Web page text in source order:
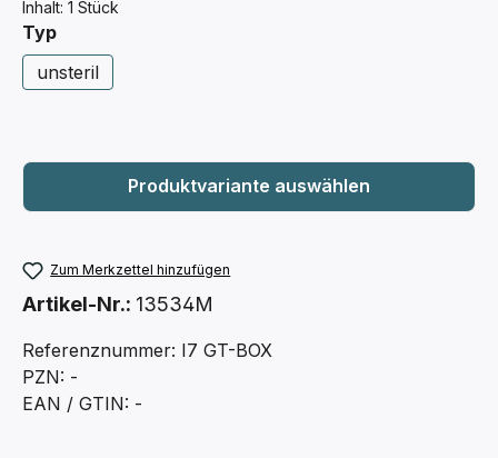
Inhalt: 1 Stück
Typauswählen
unsteril
Zum Merkzettel hinzufügen
Artikel-Nr.: 13534M
Referenznummer: I7 GT-BOX
PZN: -
EAN / GTIN: -